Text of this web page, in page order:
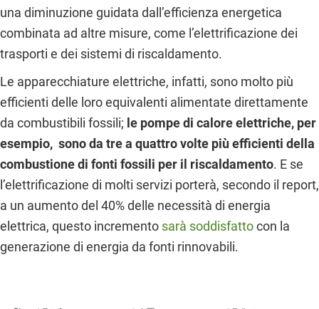
una diminuzione guidata dall’efficienza energetica
combinata ad altre misure, come l’elettrificazione dei
trasporti e dei sistemi di riscaldamento.
Le apparecchiature elettriche, infatti, sono molto più
efficienti delle loro equivalenti alimentate direttamente
da combustibili fossili; le pompe di calore elettriche, per
esempio, sono da tre a quattro volte più efficienti della
combustione di fonti fossili per il riscaldamento. E se
l’elettrificazione di molti servizi porterà, secondo il report,
a un aumento del 40% delle necessità di energia
elettrica, questo incremento sarà soddisfattocon la
generazione di energia da fonti rinnovabili.